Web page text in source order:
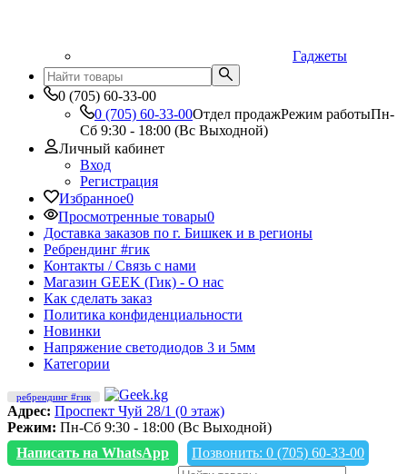
Гаджеты
0 (705) 60-33-00
0 (705) 60-33-00Отдел продажРежим работыПн-
Сб 9:30 - 18:00 (Вс Выходной)
Личный кабинет
Вход
Регистрация
Избранное0
Просмотренные товары0
Доставка заказов по г. Бишкек и в регионы
Ребрендинг #гик
Контакты / Связь с нами
Магазин GEEK (Гик) - О нас
Как сделать заказ
Политика конфиденциальности
Новинки
Напряжение светодиодов 3 и 5мм
Категории
ребрендинг #гик
Адрес: Проспект Чуй 28/1 (0 этаж)
Режим: Пн-Сб 9:30 - 18:00 (Вс Выходной)
Написать на WhatsApp
Позвонить: 0 (705) 60-33-00